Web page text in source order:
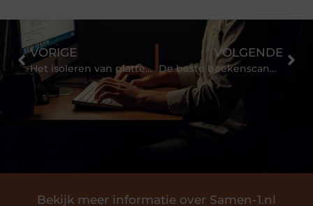
Bekijk meer informatie over Samen-1.nl
VORIGE
Het isoleren van platte daken: alle voordelen
VOLGENDE
De beste boekenscanner van het land